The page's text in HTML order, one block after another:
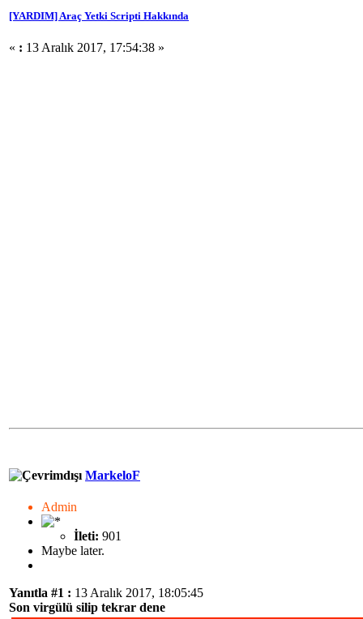
[YARDIM] Araç Yetki Scripti Hakkında
« : 13 Aralık 2017, 17:54:38 »
MarkeloF
Admin
İleti: 901
Maybe later.
Yanıtla #1 : 13 Aralık 2017, 18:05:45
Son virgülü silip tekrar dene